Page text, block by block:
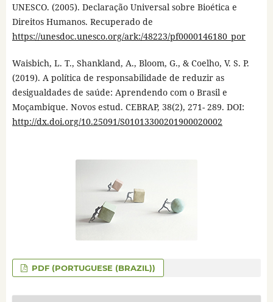
UNESCO. (2005). Declaração Universal sobre Bioética e
Direitos Humanos. Recuperado de
https://unesdoc.unesco.org/ark:/48223/pf0000146180_por
Waisbich, L. T., Shankland, A., Bloom, G., & Coelho, V. S. P.
(2019). A política de responsabilidade de reduzir as
desigualdades de saúde: Aprendendo com o Brasil e
Moçambique. Novos estud. CEBRAP, 38(2), 271- 289. DOI:
http://dx.doi.org/10.25091/S01013300201900020002
PDF (PORTUGUESE (BRAZIL))